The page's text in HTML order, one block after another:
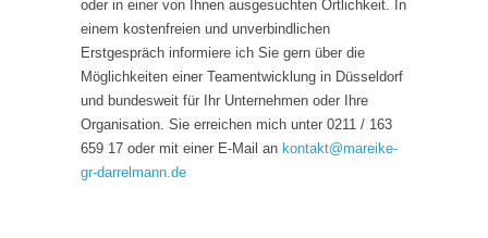
oder in einer von Ihnen ausgesuchten Örtlichkeit. In
einem kostenfreien und unverbindlichen
Erstgespräch informiere ich Sie gern über die
Möglichkeiten einer Teamentwicklung in Düsseldorf
und bundesweit für Ihr Unternehmen oder Ihre
Organisation. Sie erreichen mich unter 0211 / 163
659 17 oder mit einer E-Mail an kontakt@mareike-
gr-darrelmann.de